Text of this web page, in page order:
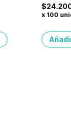
$
x 100